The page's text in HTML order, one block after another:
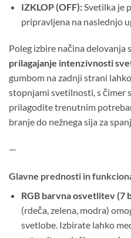
IZKLOP (OFF):Svetilka je
pripravljena na naslednjo
Poleg izbire načina delovanja
prilagajanje intenzivnosti
gumbom na zadnji strani
stopnjami svetilnosti, s čimer
prilagodite trenutnim
branje do nežnega sija za
—
Glavne prednosti in
RGB barvna osvetlitev (7
(rdeča, zelena, modra)
svetlobe. Izbirate lahko